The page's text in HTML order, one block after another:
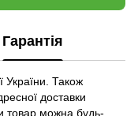
Гарантія
України. Також
доставки
товар можна будь-